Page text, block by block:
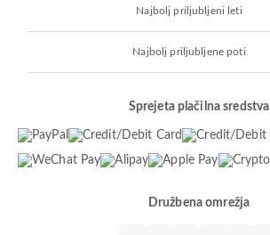
Najbolj priljubljeni leti
Najbolj priljubljene poti
Sprejeta plačilna sredstva
Družbena omrežja